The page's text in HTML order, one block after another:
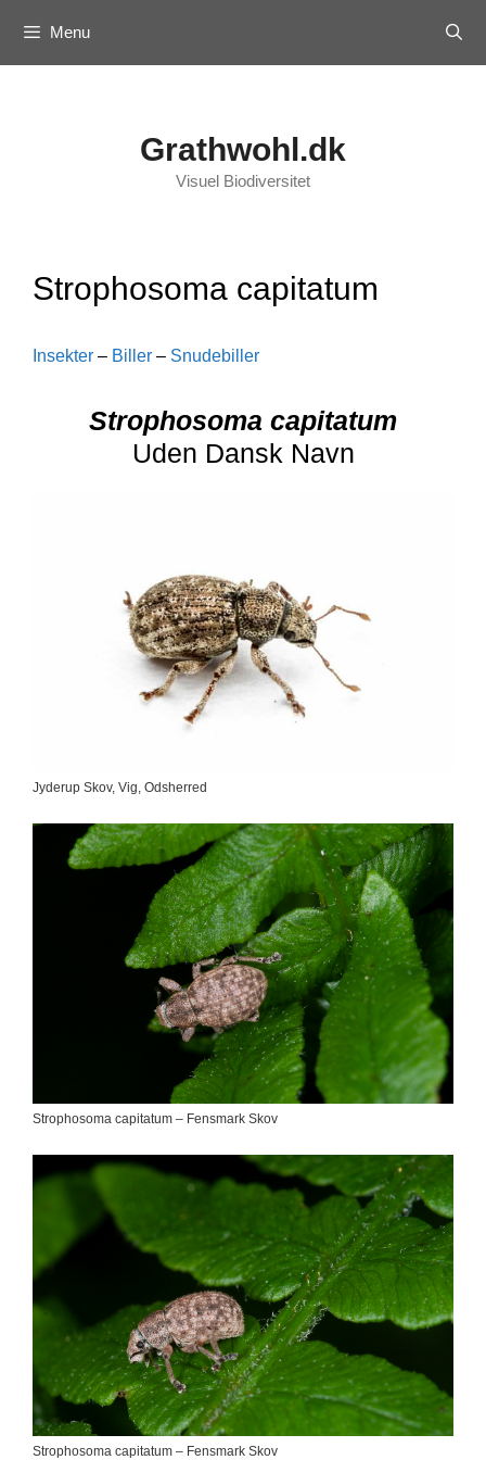
content
Menu
Grathwohl.dk
Visuel Biodiversitet
Strophosoma capitatum
Insekter – Biller – Snudebiller
Strophosoma capitatum
Uden Dansk Navn
Jyderup Skov, Vig, Odsherred
Strophosoma capitatum – Fensmark Skov
Strophosoma capitatum – Fensmark Skov